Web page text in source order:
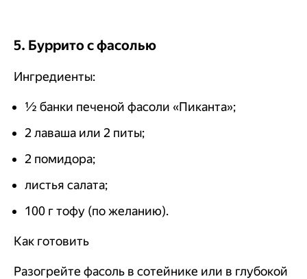
5. Буррито с фасолью
Ингредиенты:
½ банки печеной фасоли «Пиканта»;
2 лаваша или 2 питы;
2 помидора;
листья салата;
100 г тофу (по желанию).
Как готовить
Разогрейте фасоль в сотейнике или в глубокой